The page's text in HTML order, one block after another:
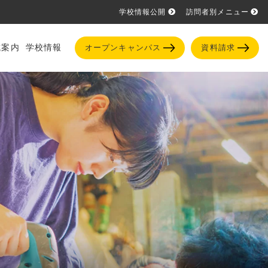
学校情報公開 訪問者別メニュー
内 学校情報 オープンキャンパス 資料請求